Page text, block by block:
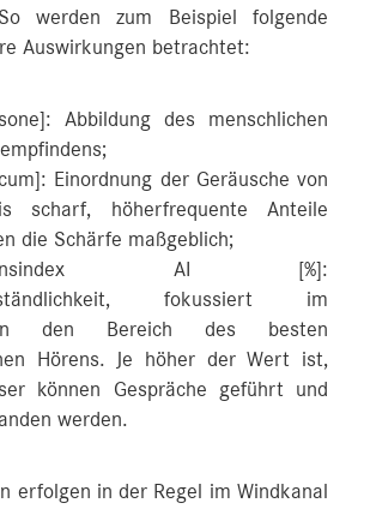
werden zum Beispiel folgende
Auswirkungen betrachtet:
Abbildung des menschlichen
Einordnung der Geräusche von
scharf, höherfrequente Anteile
die Schärfe maßgeblich;
AI [%]:
fokussiert im
den Bereich des besten
Hörens. Je höher der Wert ist,
können Gespräche geführt und
werden.
erfolgen in der Regel im Windkanal